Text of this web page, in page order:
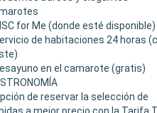
for Me (donde esté disponible)
de habitaciones 24 horas
en el camarote (gratis)
de reservar la selección de
a mejor precio con la Tarifa